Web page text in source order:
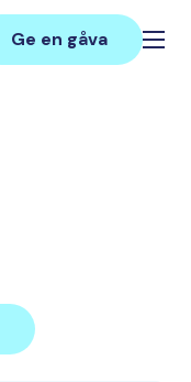
Ge en gåva